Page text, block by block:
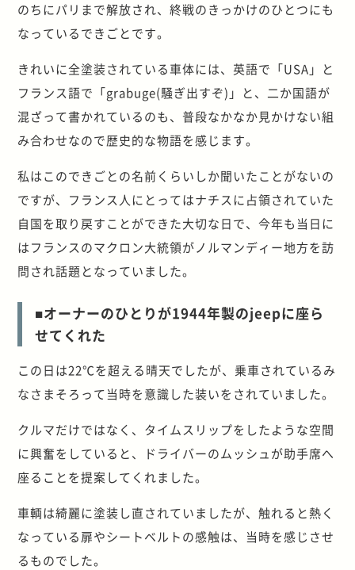
のちにパリまで解放され、終戦のきっかけのひとつにも
なっているできごとです。
きれいに全塗装されている車体には、英語で「USA」と
フランス語で「grabuge(騒ぎ出すぞ)」と、二か国語が
混ざって書かれているのも、普段なかなか見かけない組
み合わせなので歴史的な物語を感じます。
私はこのできごとの名前くらいしか聞いたことがないの
ですが、フランス人にとってはナチスに占領されていた
自国を取り戻すことができた大切な日で、今年も当日に
はフランスのマクロン大統領がノルマンディー地方を訪
問され話題となっていました。
■オーナーのひとりが1944年製のjeepに座ら
せてくれた
この日は22℃を超える晴天でしたが、乗車されているみ
なさまそろって当時を意識した装いをされていました。
クルマだけではなく、タイムスリップをしたような空間
に興奮をしていると、ドライバーのムッシュが助手席へ
座ることを提案してくれました。
車輌は綺麗に塗装し直されていましたが、触れると熱く
なっている扉やシートベルトの感触は、当時を感じさせ
るものでした。